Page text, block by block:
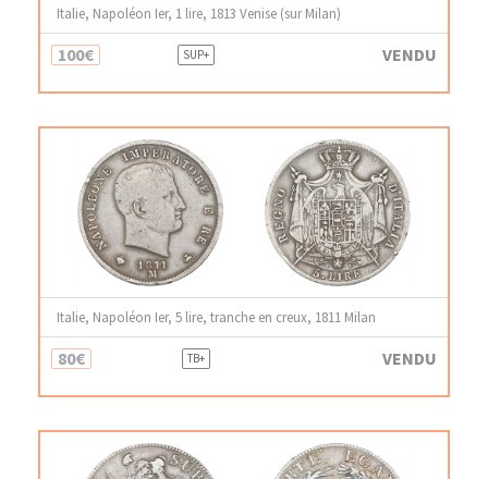
Italie, Napoléon Ier, 1 lire, 1813 Venise (sur Milan)
100€ SUP+ VENDU
Italie, Napoléon Ier, 5 lire, tranche en creux, 1811 Milan
80€ TB+ VENDU